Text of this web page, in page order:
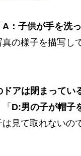
A：子供が手を洗
の様子を描写し
ドアは閉まってい
「 D:男の子が帽子
は見て取れないの